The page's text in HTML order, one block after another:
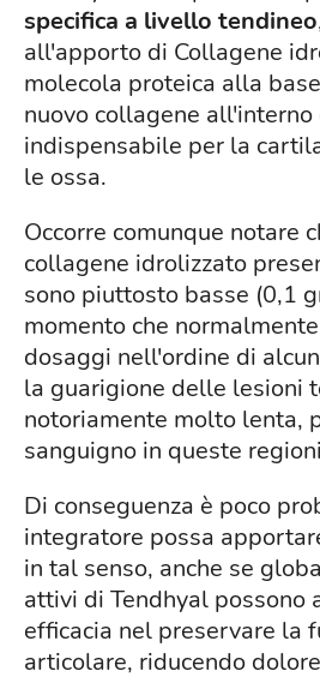
specifica a livello tendineo
all'apporto di Collagene
molecola proteica alla
nuovo collagene
indispensabile per la
le ossa.
Occorre comunque notare
collagene idrolizzato
sono piuttosto basse (0,1
momento che
dosaggi nell'ordine di
la guarigione delle lesioni
notoriamente molto lenta,
sanguigno in queste
Di conseguenza è poco
integratore possa
in tal senso, anche se
attivi di Tendhyal possono
efficacia nel preservare la
articolare, riducendo